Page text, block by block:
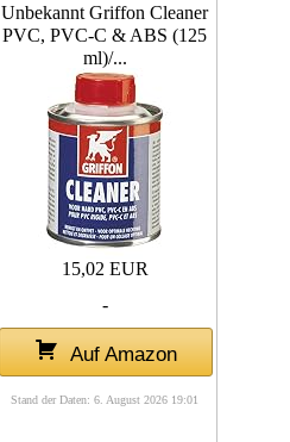
Unbekannt Griffon Cleaner
PVC, PVC-C & ABS (125
ml)/...
15,02 EUR
-
Auf Amazon
Stand der Daten: 6. August 2026 19:01